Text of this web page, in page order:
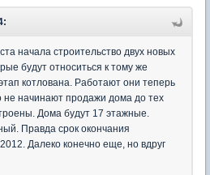
начала строительство двух новых
будут относиться к тому же
котлована. Работают они теперь
не начинают продажи дома до тех
Дома будут 17 этажные.
Правда срок окончания
Далеко конечно еще, но вдруг